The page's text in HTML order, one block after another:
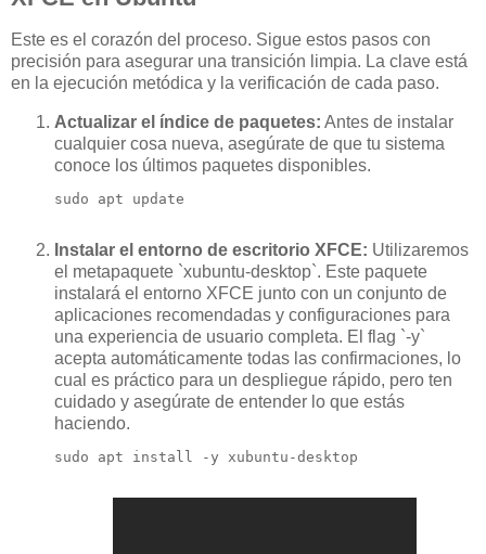
Este es el corazón del proceso. Sigue estos pasos con
precisión para asegurar una transición limpia. La clave está
en la ejecución metódica y la verificación de cada paso.
Actualizar el índice de paquetes: Antes de instalar
cualquier cosa nueva, asegúrate de que tu sistema
conoce los últimos paquetes disponibles.
sudo apt update
Instalar el entorno de escritorio XFCE: Utilizaremos
el metapaquete `xubuntu-desktop`. Este paquete
instalará el entorno XFCE junto con un conjunto de
aplicaciones recomendadas y configuraciones para
una experiencia de usuario completa. El flag `-y`
acepta automáticamente todas las confirmaciones, lo
cual es práctico para un despliegue rápido, pero ten
cuidado y asegúrate de entender lo que estás
haciendo.
sudo apt install -y xubuntu-desktop